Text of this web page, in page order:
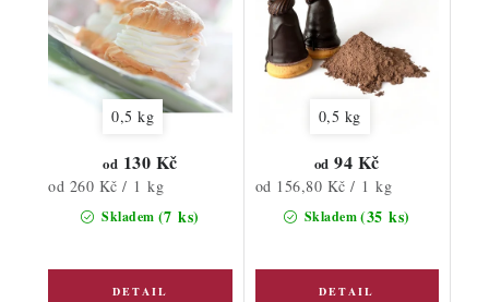
0,5 kg
Skladem (7 ks)
od 130 Kč
Měrná
od 260 Kč / 1 kg
0,5 kg
Skladem(35 ks)
od 94 Kč
Měrná
cena:
od 156,80 Kč / 1 kg